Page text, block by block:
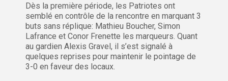
Dès la première période, les Patriotes ont
semblé en contrôle de la rencontre en marquant 3
buts sans réplique: Mathieu Boucher, Simon
Lafrance et Conor Frenette les marqueurs. Quant
au gardien Alexis Gravel, il s’est signalé à
quelques reprises pour maintenir le pointage de
3-0 en faveur des locaux.